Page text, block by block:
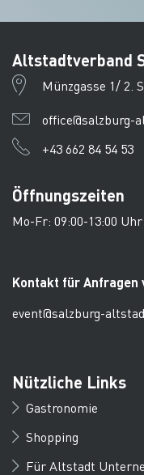
Altstadtverband
Münzgasse 1/ 2.
office@salzburg-
+43 662 84 54 53
Öffnungszeiten
Mo-Fr: 09:00-13:00 Uhr
Kontakt für Anfragen
event@salzburg-
Nützliche Links
Gastronomie
Shopping
Für Altstadt